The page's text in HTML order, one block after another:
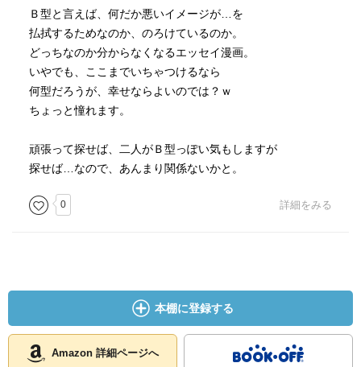
Ｂ型と言えば、何だか悪いイメージが…を
払拭するためなのか、のろけているのか。
どっちなのか分からなくなるエッセイ漫画。
いやでも、ここまでいちゃつけるなら
何型だろうが、幸せならよいのでは？ｗ
ちょっと憧れます。
頑張って探せば、二人がＢ型っぽい気もしますが
探せば…なので、あんまり関係ないかと。
0 詳細をみる
本棚に登録する
Amazon 詳細ページへ